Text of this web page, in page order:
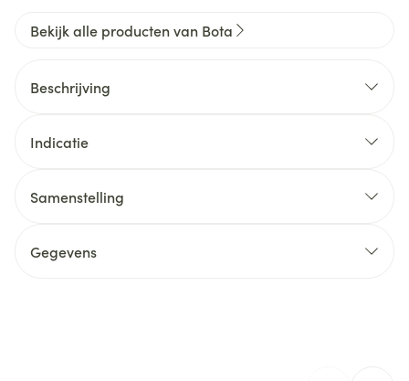
Bekijk alle producten van Bota
Beschrijving
Indicatie
Samenstelling
Gegevens